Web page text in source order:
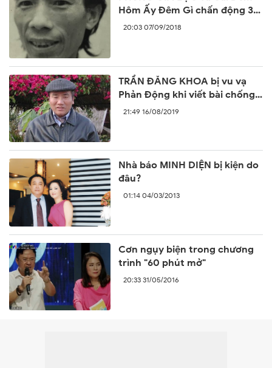
Hôm Ấy Đêm Gì chấn động 30
năm trước
20:03 07/09/2018
TRẦN ĐĂNG KHOA bị vu vạ
Phản Động khi viết bài chống
lại sự ngang ngược của Trung
21:49 16/08/2019
Nhà báo MINH DIỆN bị kiện do
đâu?
01:14 04/03/2013
Cơn ngụy biện trong chương
trình "60 phút mở"
20:33 31/05/2016